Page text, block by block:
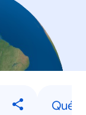
Qué